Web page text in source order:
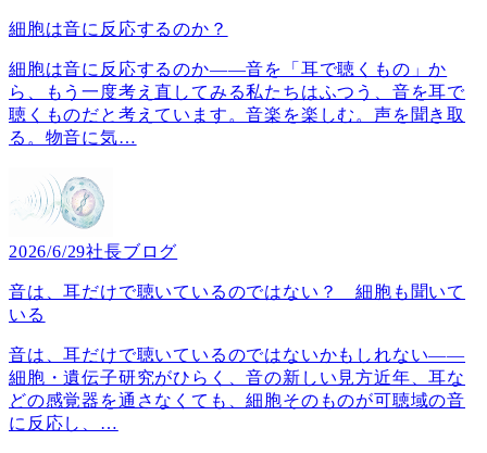
細胞は音に反応するのか？
細胞は音に反応するのか――音を「耳で聴くもの」か
ら、もう一度考え直してみる私たちはふつう、音を耳で
聴くものだと考えています。音楽を楽しむ。声を聞き取
る。物音に気…
2026/6/29社長ブログ
音は、耳だけで聴いているのではない？ 細胞も聞いて
いる
音は、耳だけで聴いているのではないかもしれない――
細胞・遺伝子研究がひらく、音の新しい見方近年、耳な
どの感覚器を通さなくても、細胞そのものが可聴域の音
に反応し、 …